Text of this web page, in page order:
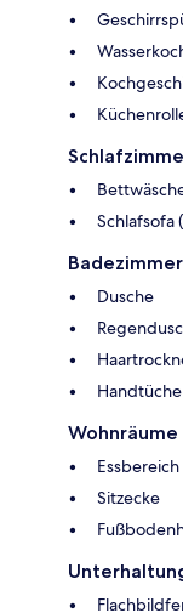
Schlafsofa
Badezimmer
Dusche
Wohnräume
Essbereich
Sitzecke